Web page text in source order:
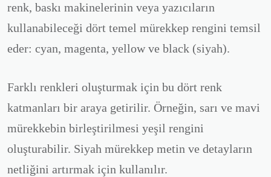
renk, baskı makinelerinin veya yazıcıların
kullanabileceği dört temel mürekkep rengini temsil
eder: cyan, magenta, yellow ve black (siyah).
Farklı renkleri oluşturmak için bu dört renk
katmanları bir araya getirilir. Örneğin, sarı ve mavi
mürekkebin birleştirilmesi yeşil rengini
oluşturabilir. Siyah mürekkep metin ve detayların
netliğini artırmak için kullanılır.